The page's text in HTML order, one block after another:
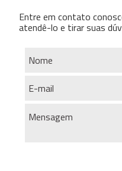
Entre em contato
atendê-lo e tirar suas